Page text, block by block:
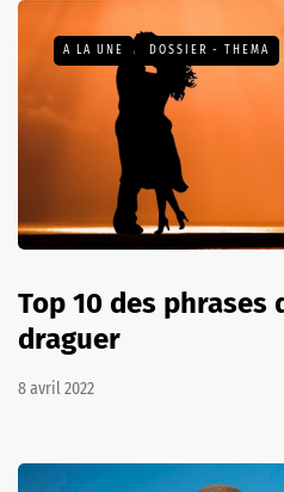
A LA UNE DOSSIER - THEMA
Top 10 des phrases
draguer
8 avril 2022